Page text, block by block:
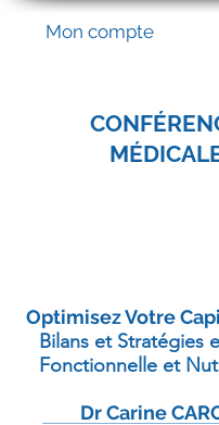
Mon compte
Optimisez Votre
Bilans et Stratégies
Fonctionnelle et
Dr Carine